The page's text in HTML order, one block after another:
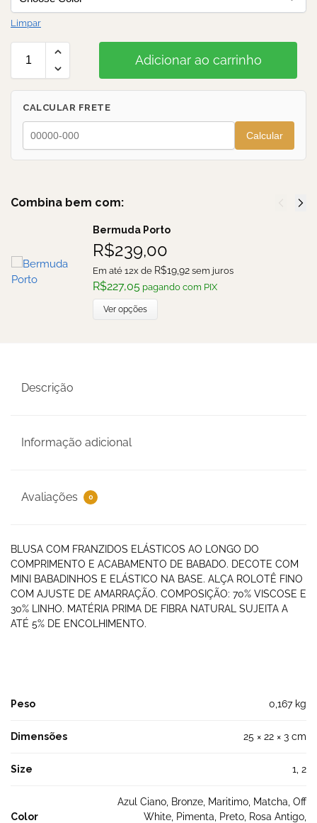
Limpar
Adicionar ao carrinho
CALCULAR FRETE
Calcular
Combina bem com:
Bermuda Porto
R$239,00
Em até 12x de R$19,92 sem juros
R$227,05 pagando com PIX
Ver opções
Descrição
Informação adicional
Avaliações 0
BLUSA COM FRANZIDOS ELÁSTICOS AO LONGO DO
COMPRIMENTO E ACABAMENTO DE BABADO. DECOTE COM
MINI BABADINHOS E ELÁSTICO NA BASE. ALÇA ROLOTÊ FINO
COM AJUSTE DE AMARRAÇÃO. COMPOSIÇÃO: 70% VISCOSE E
30% LINHO. MATÉRIA PRIMA DE FIBRA NATURAL SUJEITA A
ATÉ 5% DE ENCOLHIMENTO.
Peso 0,167 kg
Dimensões 25 × 22 × 3 cm
Size 1, 2
Color
Azul Ciano, Bronze, Maritimo, Matcha, Off
White, Pimenta, Preto, Rosa Antigo,